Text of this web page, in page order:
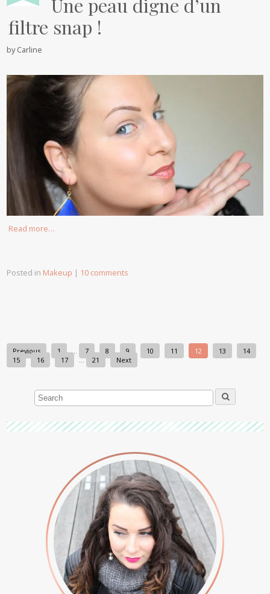
Une peau digne d’un
filtre snap !
byCarline
Read more…
Posted in Makeup | 10 comments
Previous 1 … 7 8 9 10 11 12 13
14
15
16 17 … 21 Next